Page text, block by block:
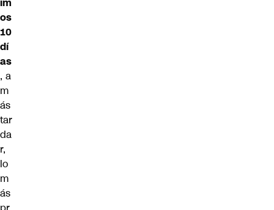
os
10
dí
as
, a
m
ás
tar
da
r,
lo
m
ás